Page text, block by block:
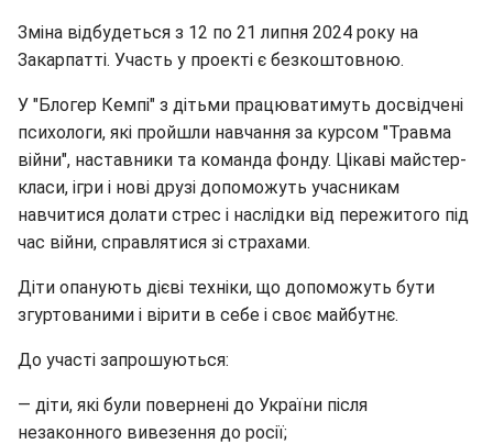
Зміна відбудеться з 12 по 21 липня 2024 року на
Закарпатті. Участь у проекті є безкоштовною.
У "Блогер Кемпі" з дітьми працюватимуть досвідчені
психологи, які пройшли навчання за курсом "Травма
війни", наставники та команда фонду. Цікаві майстер-
класи, ігри і нові друзі допоможуть учасникам
навчитися долати стрес і наслідки від пережитого під
час війни, справлятися зі страхами.
Діти опанують дієві техніки, що допоможуть бути
згуртованими і вірити в себе і своє майбутнє.
До участі запрошуються:
— діти, які були повернені до України після
незаконного вивезення до росії;